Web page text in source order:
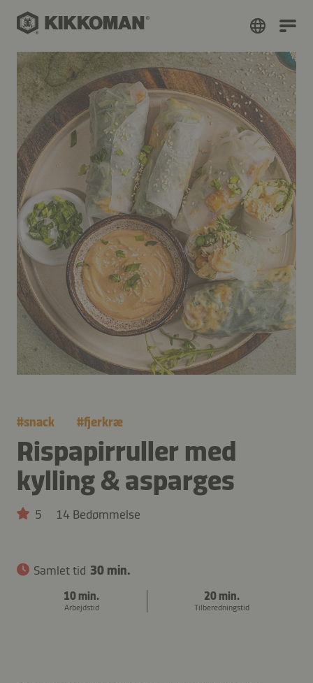
#snack #fjerkræ
Rispapirruller med
kylling & asparges
5 14 Bedømmelse
Samlet tid 30 min.
10 min.
Arbejdstid
20 min.
Tilberedningstid